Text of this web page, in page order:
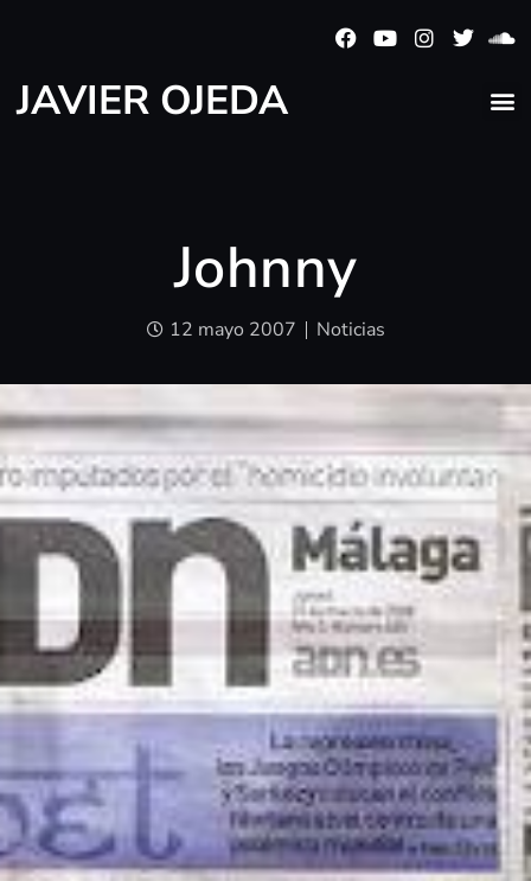
JAVIER OJEDA
Johnny
12 mayo 2007 Noticias